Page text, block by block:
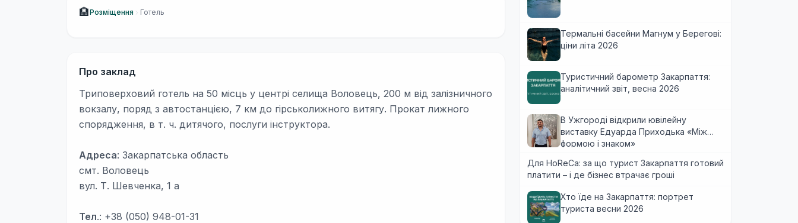
🏨Розміщення Готель
Про заклад
Триповерховий готель на 50 місць у центрі селища Воловець, 200 м від залізничного
вокзалу, поряд з автостанцією, 7 км до гірськолижного витягу. Прокат лижного
спорядження, в т. ч. дитячого, послуги інструктора.
Адреса: Закарпатська область
смт. Воловець
вул. Т. Шевченка, 1 а
Тел.: +38 (050) 948-01-31
Термальні басейни Магнум у Берегові:
ціни літа 2026
Туристичний барометр Закарпаття:
аналітичний звіт, весна 2026
В Ужгороді відкрили ювілейну
виставку Едуарда Приходька «Між
формою і знаком»
Для HoReCa: за що турист Закарпаття готовий
платити – і де бізнес втрачає гроші
Хто їде на Закарпаття: портрет
туриста весни 2026